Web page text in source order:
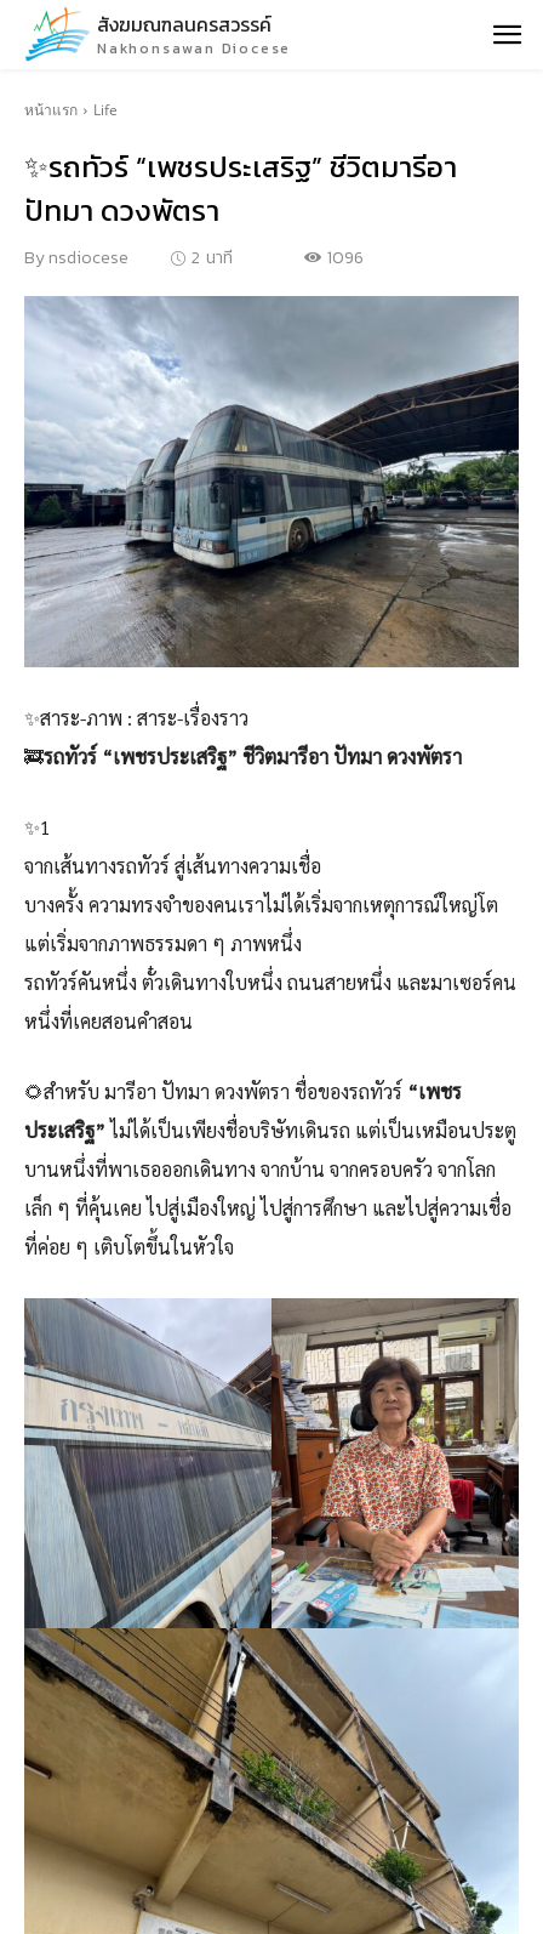
สังฆมณฑลนครสวรรค์
Nakhonsawan Diocese
หน้าแรก Life
✨รถทัวร์ “เพชรประเสริฐ” ชีวิตมารีอา
ปัทมา ดวงพัตรา
Bynsdiocese 2 นาที 1096
✨สาระ-ภาพ : สาระ-เรื่องราว
🚒รถทัวร์ “เพชรประเสริฐ” ชีวิตมารีอา ปัทมา ดวงพัตรา
✨1
จากเส้นทางรถทัวร์ สู่เส้นทางความเชื่อ
บางครั้ง ความทรงจำของคนเราไม่ได้เริ่มจากเหตุการณ์ใหญ่โต
แต่เริ่มจากภาพธรรมดา ๆ ภาพหนึ่ง
รถทัวร์คันหนึ่ง ตั๋วเดินทางใบหนึ่ง ถนนสายหนึ่ง และมาเซอร์คน
หนึ่งที่เคยสอนคำสอน
🌻สำหรับ มารีอา ปัทมา ดวงพัตรา ชื่อของรถทัวร์ “เพชร
ประเสริฐ”ไม่ได้เป็นเพียงชื่อบริษัทเดินรถ แต่เป็นเหมือนประตู
บานหนึ่งที่พาเธอออกเดินทาง จากบ้าน จากครอบครัว จากโลก
เล็ก ๆ ที่คุ้นเคย ไปสู่เมืองใหญ่ ไปสู่การศึกษา และไปสู่ความเชื่อ
ที่ค่อย ๆ เติบโตขึ้นในหัวใจ